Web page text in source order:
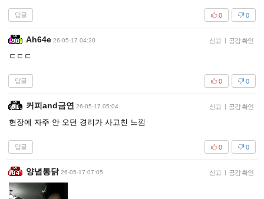
답글 0
0
Ah64e 26-05-17 04:20 신고 | 공감 확인
ㄷㄷㄷ
답글 0
0
커피and금연 26-05-17 05:04 신고 | 공감 확인
현장에 자주 안 오던 경리가 사고친 느낌
답글 0
0
양념통닭 26-05-17 07:05 신고 | 공감 확인